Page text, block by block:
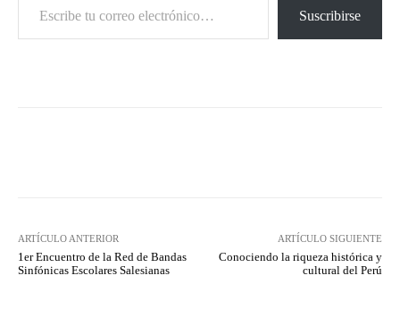
Suscribirse
ARTÍCULO ANTERIOR
1er Encuentro de la Red de Bandas
Sinfónicas Escolares Salesianas
ARTÍCULO SIGUIENTE
Conociendo la riqueza histórica y
cultural del Perú